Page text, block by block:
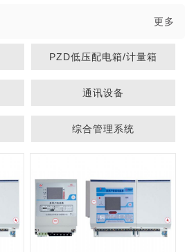
更多
PZD低压配电箱/计量箱
通讯设备
综合管理系统